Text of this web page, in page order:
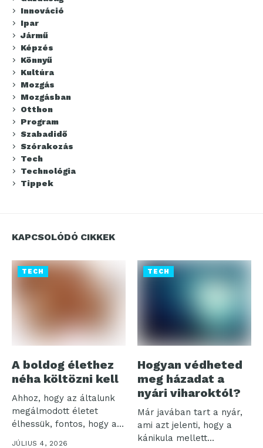
Innováció
Ipar
Jármű
Képzés
Könnyű
Kultúra
Mozgás
Mozgásban
Otthon
Program
Szabadidő
Szórakozás
Tech
Technológia
Tippek
KAPCSOLÓDÓ CIKKEK
TECH
A boldog élethez
néha költözni kell
Ahhoz, hogy az általunk
megálmodott életet
élhessük, fontos, hogy a
mindennapjainkat a...
JÚLIUS 4, 2026
TECH
Hogyan védheted
meg házadat a
nyári viharoktól?
Már javában tart a nyár,
ami azt jelenti, hogy a
kánikula mellett...